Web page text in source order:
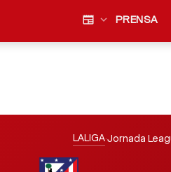
newspaper expand_more PRENSA
LALIGA·Jornada